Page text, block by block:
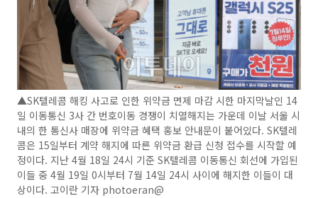
▲SK텔레콤 해킹 사고로 인한 위약금 면제 마감 시한 마지막날인 14
일 이동통신 3사 간 번호이동 경쟁이 치열해지는 가운데 이날 서울 시
내의 한 통신사 매장에 위약금 혜택 홍보 안내문이 붙어있다. SK텔레
콤은 15일부터 계약 해지에 따른 위약금 환급 신청 접수를 시작할 예
정이다. 지난 4월 18일 24시 기준 SK텔레콤 이동통신 회선에 가입된
이들 중 4월 19일 0시부터 7월 14일 24시 사이에 해지한 이들이 대
상이다. 고이란 기자 photoeran@